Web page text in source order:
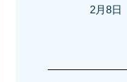
2月8日